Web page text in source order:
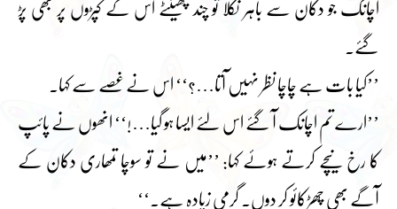
اچانک جو دکان سے باہر نکلا تو چند چھینٹے اس کے کپڑوں پر بھی پڑ
گئے۔
’’کیا بات ہے چاچا نظر نہیں آتا…؟‘‘ اس نے غصے سے کہا۔
’’ارے تم اچانک آ گئے اس لئے ایسا ہو گیا…!‘‘ انھوں نے پائپ
کا رخ نیچے کرتے ہوئے کہا: ’’میں نے تو سوچا تمھاری دکان کے
آگے بھی چھڑکائو کر دوں۔ گرمی زیادہ ہے۔‘‘